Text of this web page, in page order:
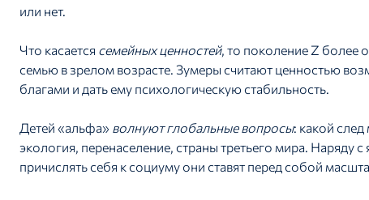
или нет.
Что касается семейных ценностей, то поколение Z более
семью в зрелом возрасте. Зумеры считают ценностью
благами и дать ему психологическую стабильность.
Детей «альфа» волнуют глобальные вопросы: какой
экология, перенаселение, страны третьего мира.
причислять себя к социуму они ставят перед собой